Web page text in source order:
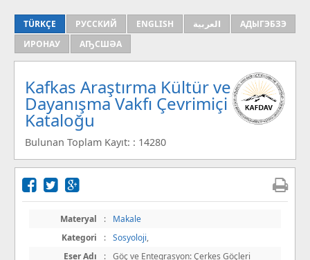
TÜRKÇE РУССКИЙ ENGLISH العربية
АДЫГЭБЗЭ
ИРОНАУ
АҦСШӘА
Kafkas Araştırma Kültür ve
Dayanışma Vakfı Çevrimiçi
Kataloğu
Bulunan Toplam Kayıt: : 14280
Materyal :
Makale
Kategori
: Sosyoloji,
Eser Adı
: Göç ve Entegrasyon: Çerkes Göçleri